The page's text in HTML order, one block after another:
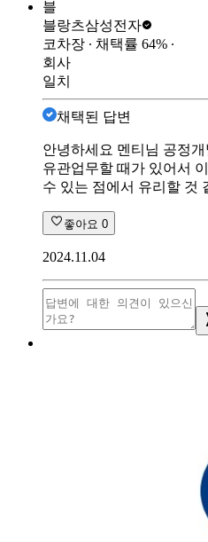
블
블랑츠삼성전자
코차장 ∙ 채택률 64% ∙
회사
일치
채택된 답변
안녕하세요 멘티님 공정
유관업무할 때가 있어서
수 있는 점에서 유리할 것
좋아요 0
2024.11.04